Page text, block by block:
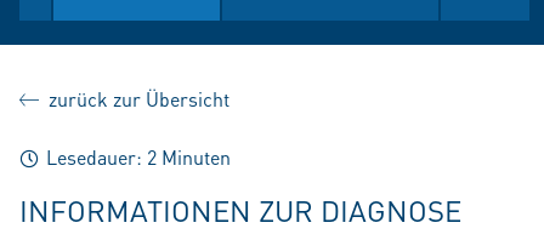
zurück zur Übersicht
Lesedauer: 2 Minuten
INFORMATIONEN ZUR DIAGNOSE